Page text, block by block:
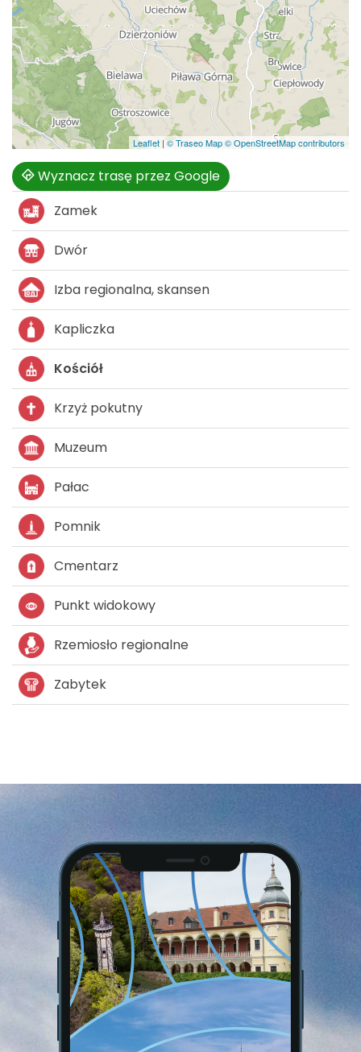
Leaflet |© Traseo Map© OpenStreetMap contributors
Wyznacz trasę przez Google
Zamek
Dwór
Izba regionalna, skansen
Kapliczka
Kościół
Krzyż pokutny
Muzeum
Pałac
Pomnik
Cmentarz
Punkt widokowy
Rzemiosło regionalne
Zabytek